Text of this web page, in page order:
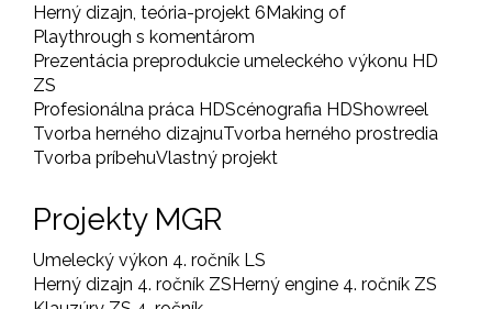
Herný dizajn, teória-projekt 6Making of
Playthrough s komentárom
Prezentácia preprodukcie umeleckého výkonu HD
ZS
Profesionálna práca HDScénografia HDShowreel
Tvorba herného dizajnuTvorba herného prostredia
Tvorba príbehuVlastný projekt
Projekty MGR
Umelecký výkon 4. ročník LS
Herný dizajn 4. ročník ZSHerný engine 4. ročník ZS